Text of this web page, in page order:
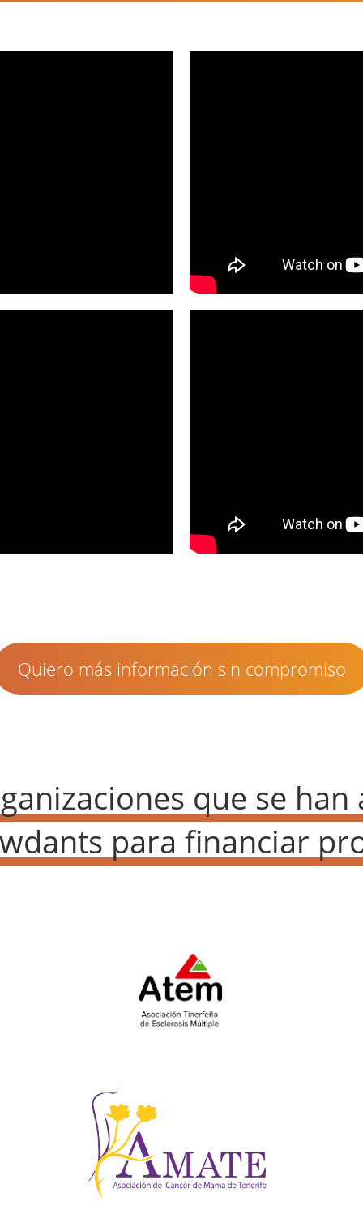
Quiero más información sin compromiso
que se han
para financiar